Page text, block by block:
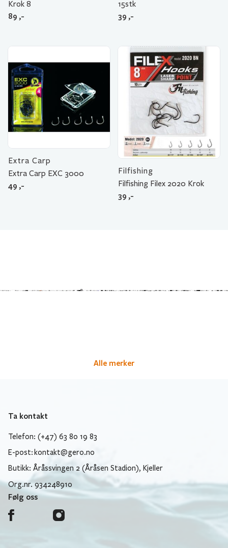
Krok 8
89 ,-
15stk
39 ,-
Extra Carp
Extra Carp EXC 3000
49 ,-
Filfishing
Filfishing Filex 2020 Krok
39 ,-
Alle merker
Ta kontakt
Telefon: (+47) 63 80 19 83
E-post: kontakt@gero.no
Butikk: Åråssvingen 2 (Åråsen Stadion), Kjeller
Org.nr. 934248910
Følg oss